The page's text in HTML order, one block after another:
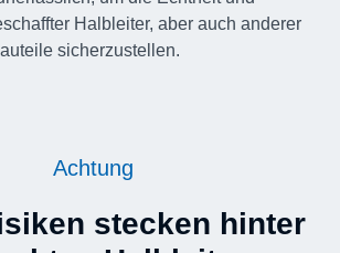
Halbleiter, aber auch anderer
sicherzustellen.
Achtung
stecken hinter